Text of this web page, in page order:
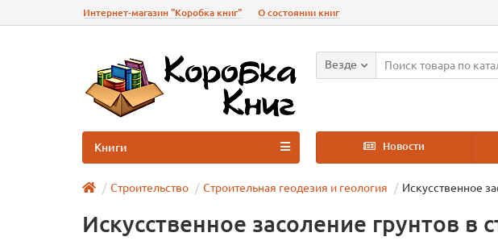
Интернет-магазин "Коробка книг" О состоянии книг
Везде
Новости
Книги
Строительство Строительная геодезия и геология Искусственное
Искусственное засоление грунтов в